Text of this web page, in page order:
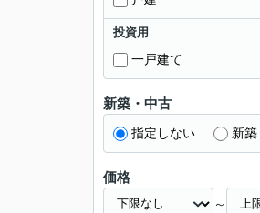
投資用
一戸建て
新築・中古
指定しない 新築
価格
～